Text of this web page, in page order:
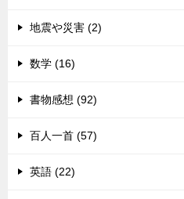
地震や災害 (2)
数学 (16)
書物感想 (92)
百人一首 (57)
英語 (22)